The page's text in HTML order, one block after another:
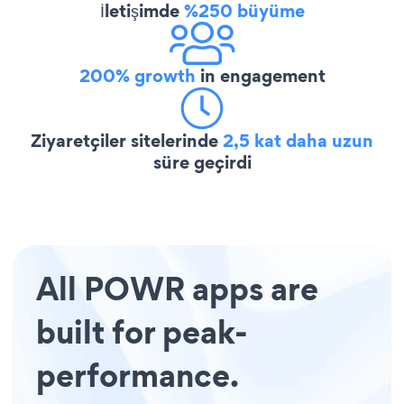
İletişimde%250 büyüme
200% growth in engagement
Ziyaretçiler sitelerinde2,5 kat daha uzun
süre geçirdi
All POWR apps are
built for peak-
performance.